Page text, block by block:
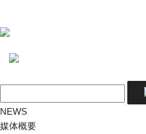
NEWS
媒体概要